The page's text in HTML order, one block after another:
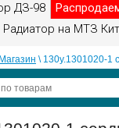
ДЗ-98
Радиатор на МТЗ
Магазин \ 130у.1301020-1